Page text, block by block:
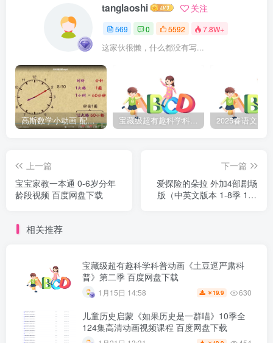
tanglaoshi 关注
569 0 5592 7.8W+
这家伙很懒，什么都没有写...
高斯数学小动画 配套小学1-6年级数学 课堂知识点动画教学视频MP4 百度网盘下载 宝藏级超有趣科学科普动画《土豆逗严肃科普》第二季 百度网盘下载
上一篇
宝宝家教一本通 0-6岁分年
龄段视频 百度网盘下载
下一篇
爱探险的朵拉 外加4部剧场
版（中英文版本 1-8季 175
相关推荐
宝藏级超有趣科学科普动画《土豆逗严肃科
普》第二季 百度网盘下载
1月15日 14:58 ￥ 19.9 630
儿童历史启蒙《如果历史是一群喵》10季全
124集高清动画视频课程 百度网盘下载